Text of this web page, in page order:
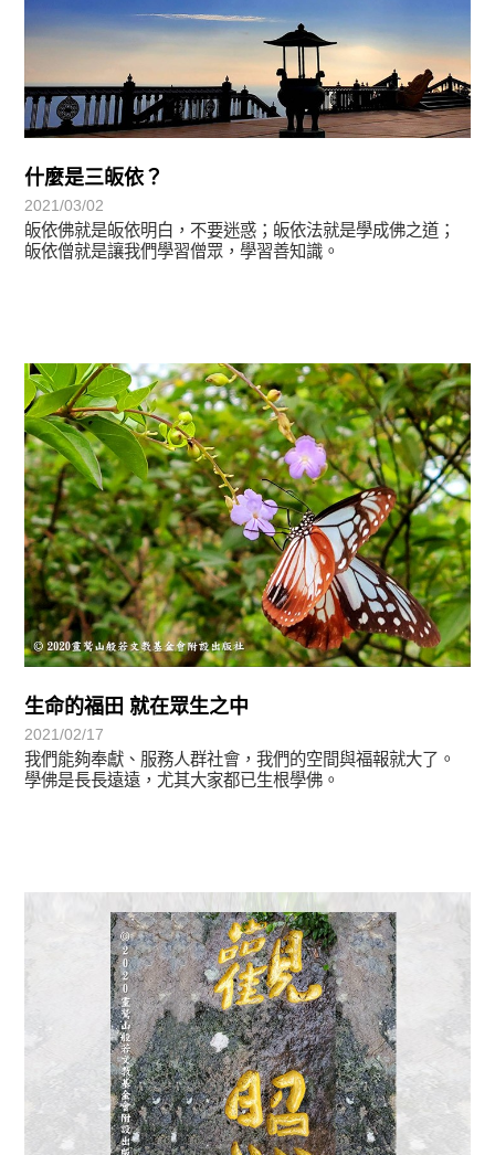
什麼是三皈依？
2021/03/02
皈依佛就是皈依明白，不要迷惑；皈依法就是學成佛之道；
皈依僧就是讓我們學習僧眾，學習善知識。
生命的福田 就在眾生之中
2021/02/17
我們能夠奉獻、服務人群社會，我們的空間與福報就大了。
學佛是長長遠遠，尤其大家都已生根學佛。
心光乍現
心光乍現